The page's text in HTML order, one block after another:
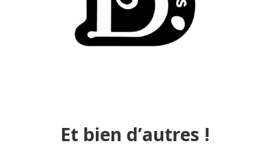
Et bien d’autres !